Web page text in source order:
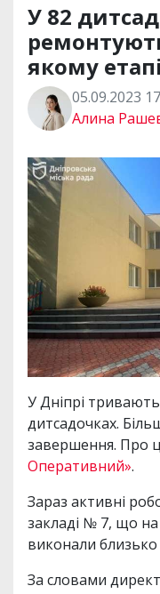
У 82
якому
05.09.2023
Алина
У Дніпрі
дитсадочках.
завершення. Про
Оперативний».
Зараз активні
закладі № 7, що
виконали близько
За словами